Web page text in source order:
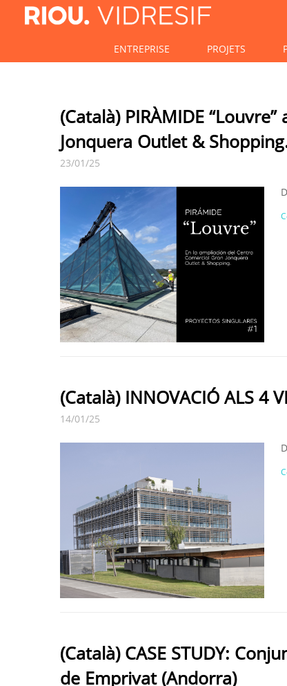
ENTREPRISE PROJETS
(Català) PIRÀMIDE
Jonquera Outlet &
23/01/25
(Català) INNOVACIÓ ALS 4
14/01/25
(Català) CASE STUDY:
de Emprivat (Andorra)